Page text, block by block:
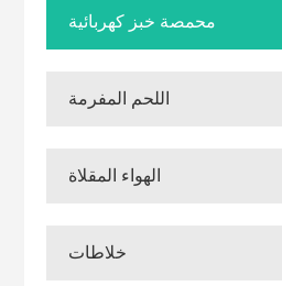
محمصة خبز كهربائية
اللحم المفرمة
الهواء المقلاة
خلاطات